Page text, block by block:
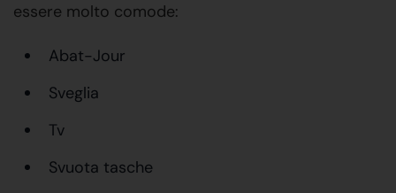
essere molto comode:
Abat-Jour
Sveglia
Tv
Svuota tasche